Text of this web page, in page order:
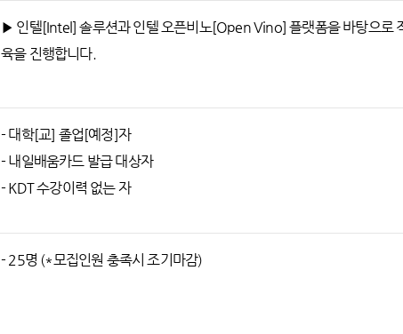
▶ 인텔[Intel] 솔루션과 인텔 오픈비노[Open Vino] 플랫폼을 바탕으로
육을 진행합니다.
- 대학[교] 졸업[예정]자
- 내일배움카드 발급 대상자
- KDT 수강이력 없는 자
- 25명 (*모집인원 충족시 조기마감)